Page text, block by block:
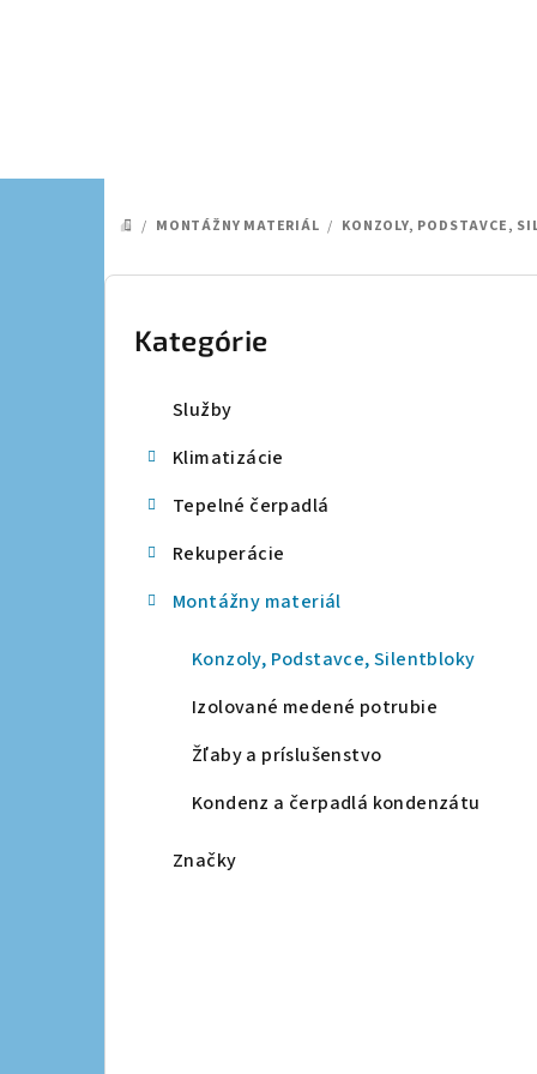
DOMOV
/ MONTÁŽNY MATERIÁL / KONZOLY, PODSTAVCE,
Preskočiť
kategórie
Kategórie
Služby
Klimatizácie
Tepelné čerpadlá
Rekuperácie
Montážny materiál
Konzoly, Podstavce, Silentbloky
Izolované medené potrubie
Žľaby a príslušenstvo
Kondenz a čerpadlá kondenzátu
Značky